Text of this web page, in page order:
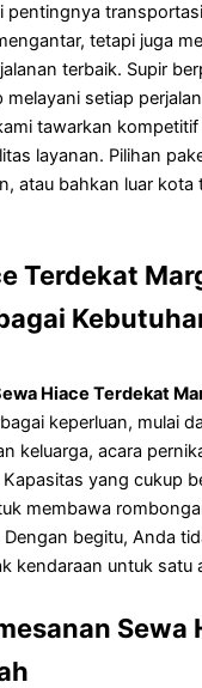
pentingnya
tetapi juga
terbaik. Supir
setiap
tawarkan
layanan. Pilihan
atau bahkan luar kota
Terdekat
Hiace Terdekat
keperluan, mulai
keluarga, acara
yang cukup
membawa
begitu, Anda
kendaraan untuk satu
Sewa